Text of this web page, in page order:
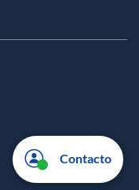
Contacto